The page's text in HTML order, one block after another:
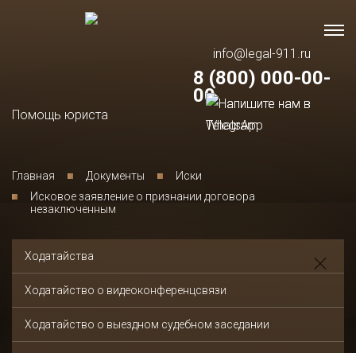
info@legal-911.ru
8 (800) 000-00-
00
Помощь юриста
Главная Документы
Иски
Исковое заявление о признании договора
незаключенным
Ходатайства
Ходатайство о видеоконференцсвязи
Ходатайство о выездном судебном заседании